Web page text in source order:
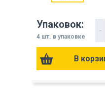
Упаковок:
4 шт. в упаковке
-